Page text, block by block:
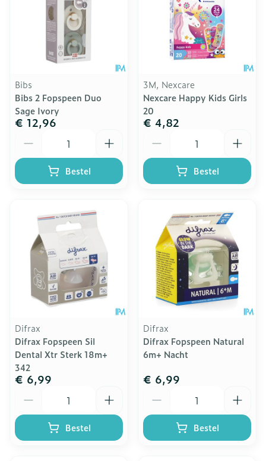
Bibs
Bibs 2 Fopspeen Duo
Sage Ivory
€ 12,96
Bestel
3M, Nexcare
Nexcare Happy Kids Girls
20
€ 4,82
Bestel
Difrax
Difrax Fopspeen Sil
Dental Xtr Sterk 18m+
342
€ 6,99
Bestel
Difrax
Difrax Fopspeen Natural
6m+ Nacht
€ 6,99
Bestel